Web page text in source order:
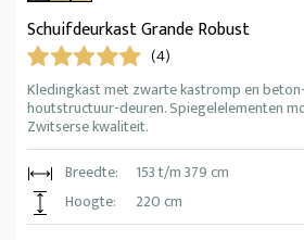
Schuifdeurkast Grande Robust
(4)
Kledingkast met zwarte kastromp en
houtstructuur-deuren. Spiegelelementen
Zwitserse kwaliteit.
Breedte:
153 t/m 379 cm
Hoogte:
220 cm